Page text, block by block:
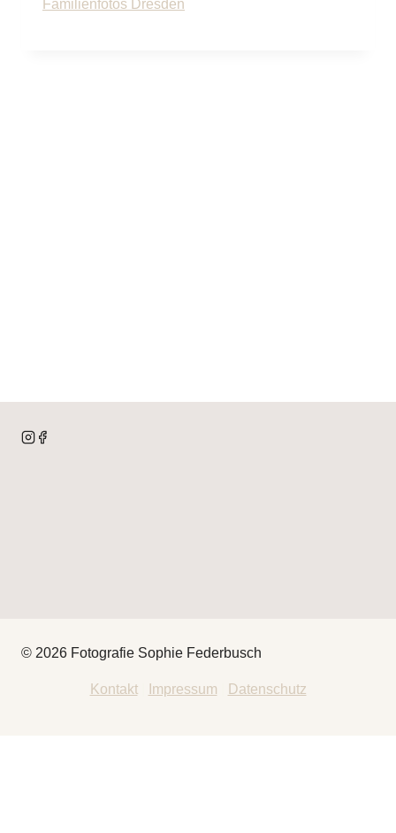
© 2026 Fotografie Sophie Federbusch
Kontakt| Impressum Datenschutz